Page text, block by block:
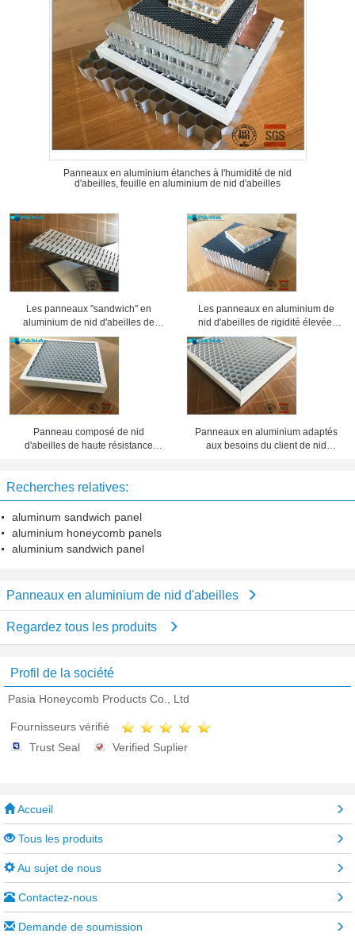
Panneaux en aluminium étanches à l'humidité de nid
d'abeilles, feuille en aluminium de nid d'abeilles
Les panneaux "sandwich" en
aluminium de nid d'abeilles de
preuve saine ont usiné la
préparation de surface
Les panneaux en aluminium de
nid d'abeilles de rigidité élevée,
âme en nid d'abeilles lambrisse 25
millimètres d'épaisseur
Panneau composé de nid
d'abeilles de haute résistance
Panneaux en aluminium adaptés
aux besoins du client de nid
Recherches relatives:
aluminum sandwich panel
aluminium honeycomb panels
aluminium sandwich panel
Panneaux en aluminium de nid d'abeilles
Regardez tous les produits
Profil de la société
Pasia Honeycomb Products Co., Ltd
Fournisseurs vérifié
Trust Seal
Verified Suplier
Accueil
Tous les produits
Au sujet de nous
Contactez-nous
Demande de soumission